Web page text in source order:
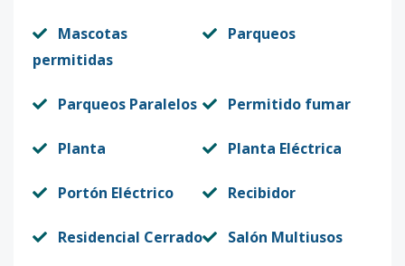
Mascotas
permitidas
Parqueos
Parqueos Paralelos Permitido fumar
Planta Planta Eléctrica
Portón Eléctrico Recibidor
Residencial Cerrado Salón Multiusos